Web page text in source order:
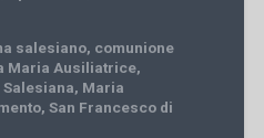
salesiano, comunione
Maria Ausiliatrice,
, Maria
, San Francesco di